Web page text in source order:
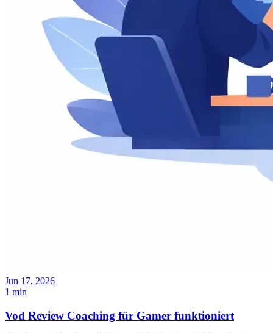
Jun 17, 2026
1 min
Vod Review Coaching für Gamer funktioniert